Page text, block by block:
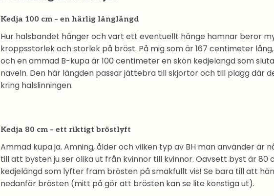
Kedja 100 cm – en härlig långlängd
Hur halsbandet hänger och vart ett eventuellt hänge hamnar beror
kroppsstorlek och storlek på bröst. På mig som är 167 centimeter
och en ammad B-kupa är 100 centimeter en skön kedjelängd som
naveln. Den här längden passar jättebra till skjortor och till plagg där
kring halslinningen.
Kedja 80 cm – ett riktigt bröstlyft
Ammad kupa ja. Amning, ålder och vilken typ av BH man använder är
till att bysten ju ser olika ut från kvinnor till kvinnor. Oavsett byst är 80
kedjelängd som lyfter fram brösten på smakfullt vis! Se bara till att
nedanför brösten (mitt på gör att brösten kan se lite konstiga ut).